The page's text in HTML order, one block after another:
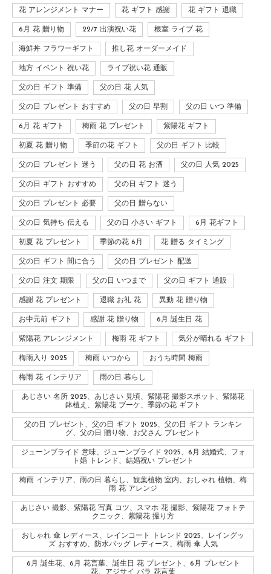
花 アレンジメント マナー 花 ギフト 感謝 花 ギフト 退職
6月 花 贈り物 22/7 出演祝い花 根室 ライブ 花
海鮮丼 フラワーギフト 推し花 オーダーメイド
地方 イベント 祝い花 ライブ祝い花 通販
父の日 ギフト 準備 父の日 花 人気
父の日 プレゼント おすすめ 父の日 早割 父の日 いつ 準備
6月 花 ギフト 梅雨 花 プレゼント 紫陽花 ギフト
初夏 花 贈り物 季節の花 ギフト 父の日 ギフト 比較
父の日 プレゼント 迷う 父の日 花 お酒 父の日 人気 2025
父の日 ギフト おすすめ 父の日 ギフト 迷う
父の日 プレゼント 必要 父の日 贈らない
父の日 気持ち 伝える 父の日 小さい ギフト 6月 花ギフト
初夏 花 プレゼント 季節の花 6月 花 贈る タイミング
父の日 ギフト 間に合う 父の日 プレゼント 配送
父の日 注文 期限 父の日 いつまで 父の日 ギフト 通販
感謝 花 プレゼント 退職 お礼 花 異動 花 贈り物
お中元前 ギフト 感謝 花 贈り物 6月 誕生日 花
紫陽花 アレンジメント 梅雨 花 ギフト 気分が晴れる ギフト
梅雨入り 2025 梅雨 いつから おうち時間 梅雨
梅雨 花 インテリア 雨の日 暮らし
あじさい 名所 2025、あじさい 見頃、紫陽花 撮影スポット、紫陽花
鉢植え、紫陽花 ブーケ、季節の花 ギフト
父の日 プレゼント、父の日 ギフト 2025、父の日 ギフト ランキン
グ、父の日 贈り物、お父さん プレゼント
ジューンブライド 意味、ジューンブライド 2025、6月 結婚式、フォ
ト婚 トレンド、結婚祝い プレゼント
梅雨 インテリア、雨の日 暮らし、観葉植物 室内、おしゃれ 植物、梅
雨 花 アレンジ
あじさい 撮影、紫陽花 写真 コツ、スマホ 花 撮影、紫陽花 フォトテ
クニック、紫陽花 撮り方
おしゃれ 傘 レディース、レインコート トレンド 2025、レイングッ
ズ おすすめ、防水バッグ レディース、梅雨 傘 人気
6月 誕生花、6月 花言葉、誕生日 花 プレゼント、6月 プレゼント
花、アジサイ バラ 花言葉